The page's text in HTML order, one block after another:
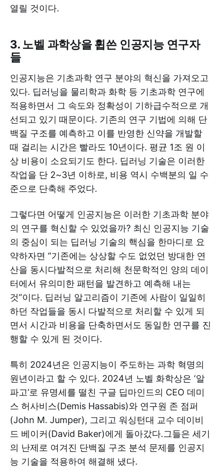
열릴 것이다.
3. 노벨 과학상을 휩쓴 인공지능 연구자
들
인공지능은 기초과학 연구 분야의 혁신을 가져오고
있다. 딥러닝을 물리학과 화학 등 기초과학 연구에
적용하면서 그 속도와 정확성이 기하급수적으로 개
선되고 있기 때문이다. 기존의 연구 기법에 의해 단
백질 구조를 예측하고 이를 반영한 신약을 개발할
때 걸리는 시간은 빨라도 10년이다. 평균 1조 원 이
상 비용이 소요되기도 한다. 딥러닝 기술은 이러한
작업을 단 2~3년 이하로, 비용 역시 수백분의 일 수
준으로 단축해 주었다.
그렇다면 어떻게 인공지능은 이러한 기초과학 분야
의 연구를 혁신할 수 있었을까? 최신 인공지능 기술
의 중심이 되는 딥러닝 기술의 핵심을 한마디로 요
약하자면 “기존에는 상상할 수도 없었던 방대한 연
산을 동시다발적으로 처리해 천문학적인 양의 데이
터에서 유의미한 패턴을 발견하고 예측해 내는
것”이다. 딥러닝 알고리즘이 기존에 사람이 일일히
하던 작업들을 동시 다발적으로 처리할 수 있게 되
면서 시간과 비용을 단축하면서도 동일한 연구를 진
행할 수 있게 된 것이다.
특히 2024년은 인공지능이 주도하는 과학 혁명의
원년이라고 할 수 있다. 2024년 노벨 화학상은 ‘알
파고’로 유명세를 떨친 구글 딥마인드의 CEO 데미
스 허사비스(Demis Hassabis)와 연구원 존 점퍼
(John M. Jumper), 그리고 워싱턴대 교수 데이비
드 베이커(David Baker)에게 돌아갔다.그들은 세기
의 난제로 여겨진 단백질 구조 분석 문제를 인공지
능 기술을 적용하여 해결해 냈다.